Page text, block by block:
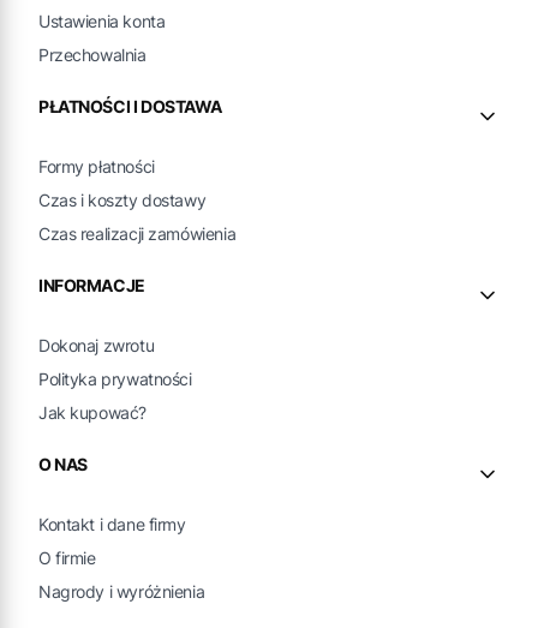
Ustawienia konta
Przechowalnia
PŁATNOŚCI I DOSTAWA
Formy płatności
Czas i koszty dostawy
Czas realizacji zamówienia
INFORMACJE
Dokonaj zwrotu
Polityka prywatności
Jak kupować?
O NAS
Kontakt i dane firmy
O firmie
Nagrody i wyróżnienia